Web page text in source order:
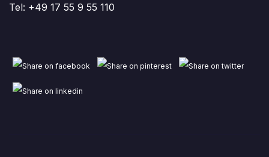
Tel: +49 17 55 9 55 110